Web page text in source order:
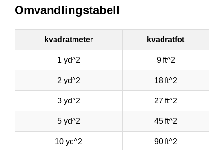
Omvandlingstabell
kvadratmeter kvadratfot
1 yd^2 9 ft^2
2 yd^2 18 ft^2
3 yd^2 27 ft^2
5 yd^2 45 ft^2
10 yd^2 90 ft^2